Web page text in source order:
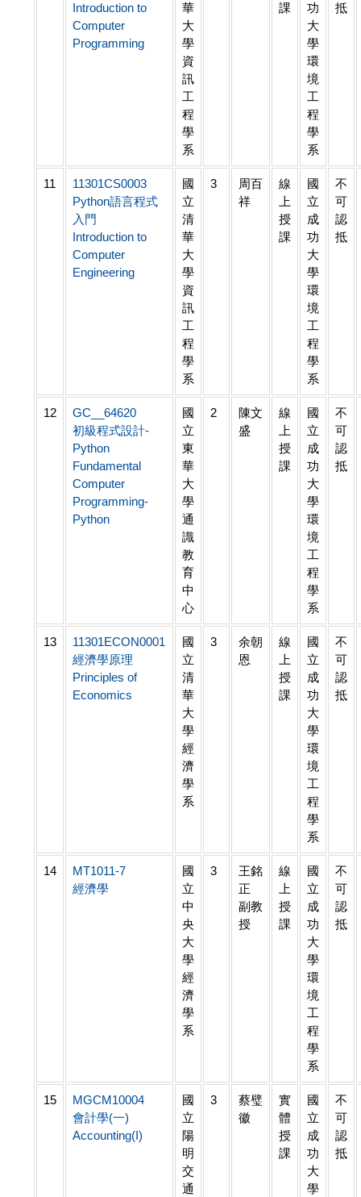
Introduction to
Computer
Programming
華
大
學
資
訊
工
程
學
系
課
功
大
學
環
境
工
程
學
系
抵
11
11301CS0003
Python語言程式
入門
Introduction to
Computer
Engineering
國
立
清
華
大
學
資
訊
工
程
學
系
3
周百
祥
線
上
授
課
國
立
成
功
大
學
環
境
工
程
學
系
不
可
認
抵
12
GC__64620
初級程式設計-
Python
Fundamental
Computer
Programming-
Python
國
立
東
華
大
學
通
識
教
育
中
心
2
陳文
盛
線
上
授
課
國
立
成
功
大
學
環
境
工
程
學
系
不
可
認
抵
13
11301ECON0001
經濟學原理
Principles of
Economics
國
立
清
華
大
學
經
濟
學
系
3
余朝
恩
線
上
授
課
國
立
成
功
大
學
環
境
工
程
學
系
不
可
認
抵
14
MT1011-7
經濟學
國
立
中
央
大
學
經
濟
學
系
3
王銘
正
副教
授
線
上
授
課
國
立
成
功
大
學
環
境
工
程
學
系
不
可
認
抵
15
MGCM10004
會計學(一)
Accounting(I)
國
立
陽
明
交
通
3
蔡璧
徽
實
體
授
課
國
立
成
功
大
學
不
可
認
抵